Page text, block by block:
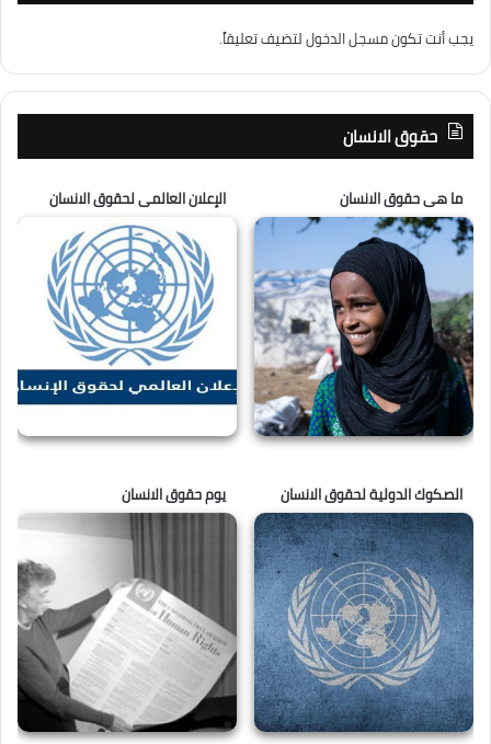
يجب أنت تكونمسجل الدخوللتضيف تعليقاً.
حقوق الانسان
ما هى حقوق الانسان الإعلان العالمى لحقوق الانسان
الصكوك الدولية لحقوق الانسان يوم حقوق الانسان